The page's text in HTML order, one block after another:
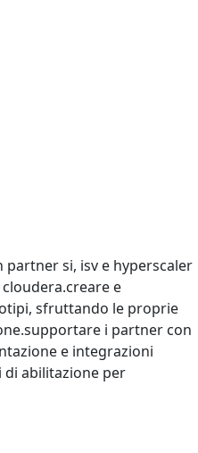
si, isv e hyperscaler
e
sfruttando le proprie
i partner con
e integrazioni
abilitazione per